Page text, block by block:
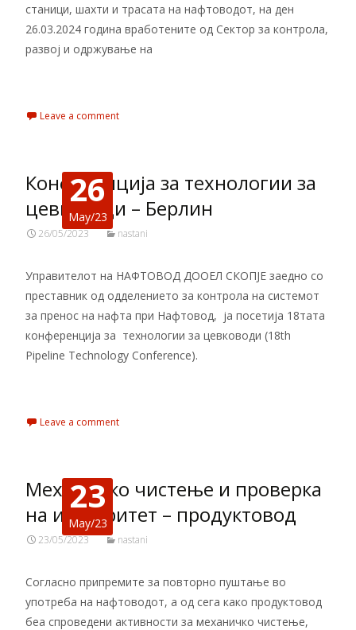
станици, шахти и трасата на нафтоводот, на ден
26.03.2024 година вработените од Сектор за контрола,
развој и одржување на
Leave a comment
26
May/23
Конференција за технологии за
цевководи – Берлин
26/05/2023 nastani
Управителот на НАФТОВОД ДООЕЛ СКОПЈЕ заедно со
преставник од одделението за контрола на системот
за пренос на нафта при Нафтовод, ја посетија 18тата
конференција за технологии за цевководи (18th
Pipeline Technology Conference).
Leave a comment
23
May/23
Механичко чистење и проверка
на интегритет – продуктовод
23/05/2023 nastani
Согласно припремите за повторно пуштање во
употреба на нафтоводот, а од сега како продуктовод
беа спроведени активности за механичко чистење,